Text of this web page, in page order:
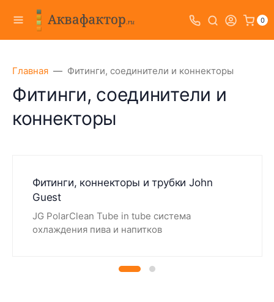
0
Главная Фитинги, соединители и коннекторы
Фитинги, соединители и
коннекторы
Фитинги, коннекторы и трубки John
Guest
JG PolarClean Tube in tube система
охлаждения пива и напитков